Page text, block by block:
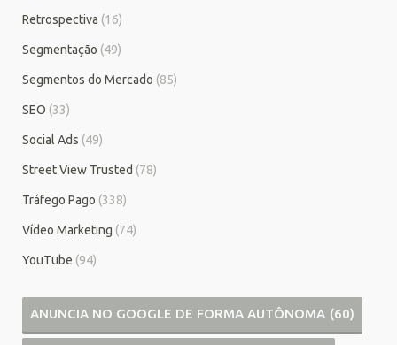
Retrospectiva (16)
Segmentação (49)
Segmentos do Mercado (85)
SEO (33)
Social Ads (49)
Street View Trusted (78)
Tráfego Pago (338)
Vídeo Marketing (74)
YouTube (94)
ANUNCIA NO GOOGLE DE FORMA AUTÔNOMA (60)